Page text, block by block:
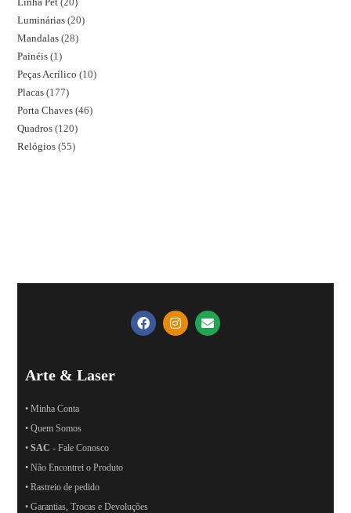
Luminárias 20
Mandalas 28
Painéis 1
Peças Acrílico 10
Placas 177
Porta Chaves 46
Quadros 120
Relógios 55
Arte & Laser
• Minha Conta
• Quem Somos
•SAC - Fale Conosco
• Não Encontrei o Produto
• Rastreio de pedido
• Garantias, Trocas e Devoluções